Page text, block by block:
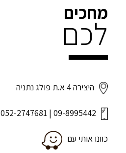
מחכים
לכם
היצירה 4 א.ת פולג נתניה
09-8995442
|
052-2747681
כוונו אותי עם